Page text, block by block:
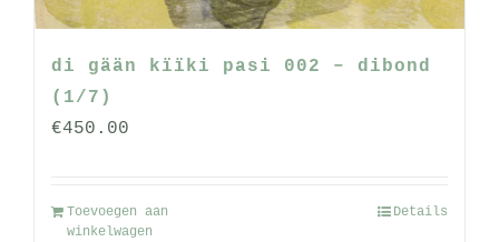
di gään kïïki pasi 002 – dibond
(1/7)
€450.00
Toevoegen aan
winkelwagen
Details